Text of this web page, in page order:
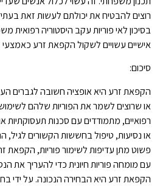
רוצים להבטיח את יכולתם לעשות זאת
בסיכון לאי פוריות עקב היסטוריה רפואית
אישיים עשויים לשקול הקפאת זרע כאמצעי
סיכום:
הקפאת זרע היא אופציה חשובה לגברים
או שרוצים לשמר את הפוריות שלהם לשימוש
רפואיים, מתמודדים עם סכנות תעסוקתיות
או נסיעות, טיפול בחששות הקשורים לגיל,
פשוט מתן עדיפות לשימור פוריות, הקפאת
עם מומחה פוריות חיונית כדי להעריך את
הקפאת זרע היא הבחירה הנכונה. על ידי